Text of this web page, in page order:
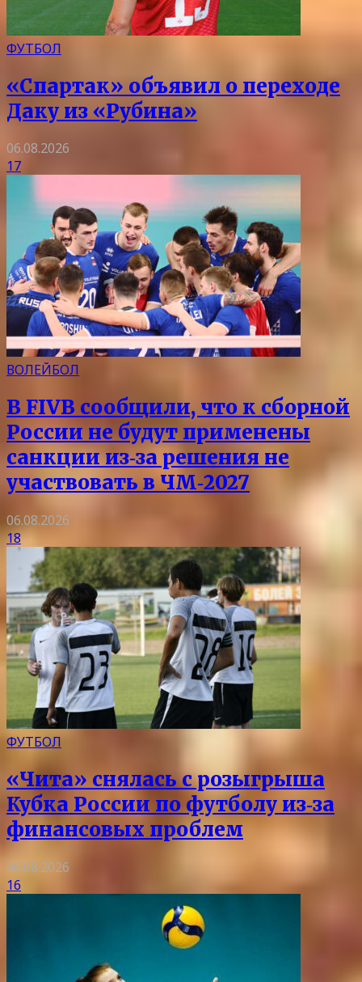
ФУТБОЛ
«Спартак» объявил о переходе
Даку из «Рубина»
06.08.2026
17
ВОЛЕЙБОЛ
В FIVB сообщили, что к сборной
России не будут применены
санкции из‑за решения не
участвовать в ЧМ‑2027
06.08.2026
18
ФУТБОЛ
«Чита» снялась с розыгрыша
Кубка России по футболу из‑за
финансовых проблем
06.08.2026
16